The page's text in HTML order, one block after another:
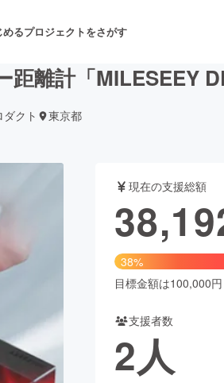
るプロジェクトをさがす
舞台・パフォーマンス
ビューティー・ヘルスケア
離計「MILESEEY
ダクト 東京都
現在の支援総額
38%
目標金額は100,000円
支援者数
2人